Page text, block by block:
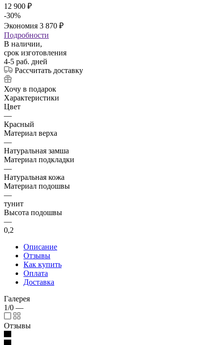
12 900 ₽
-30%
Экономия 3 870 ₽
Подробности
В наличии,
срок изготовления
4-5 раб. дней
Рассчитать доставку
Хочу в подарок
Характеристики
Цвет
—
Красный
Материал верха
—
Натуральная замша
Материал подкладки
—
Натуральная кожа
Материал подошвы
—
тунит
Высота подошвы
—
0,2
Описание
Отзывы
Как купить
Оплата
Доставка
Галерея
1/0 —
Отзывы